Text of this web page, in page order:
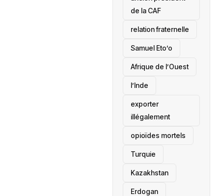
de la CAF
relation fraternelle
Samuel Eto’o
Afrique de l’Ouest
l’Inde
exporter
illégalement
opioïdes mortels
‎Turquie
Kazakhstan
Erdogan